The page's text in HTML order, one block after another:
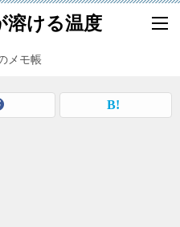
溶ける温度
メモ帳